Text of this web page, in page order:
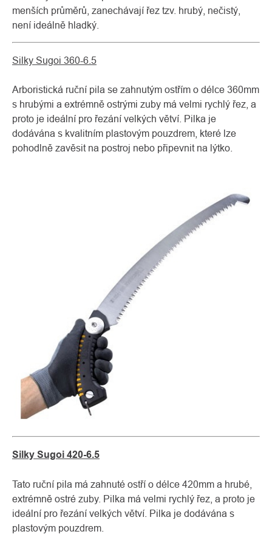
menších průměrů, zanechávají řez tzv. hrubý, nečistý,
není ideálně hladký.
Silky Sugoi 360-6.5
Arboristická ruční pila se zahnutým ostřím o délce 360mm
s hrubými a extrémně ostrými zuby má velmi rychlý řez, a
proto je ideální pro řezání velkých větví. Pilka je
dodávána s kvalitním plastovým pouzdrem, které lze
pohodlně zavěsit na postroj nebo připevnit na lýtko.
Silky Sugoi 420-6.5
Tato ruční pila má zahnuté ostří o délce 420mm a hrubé,
extrémně ostré zuby. Pilka má velmi rychlý řez, a proto je
ideální pro řezání velkých větví. Pilka je dodávána s
plastovým pouzdrem.